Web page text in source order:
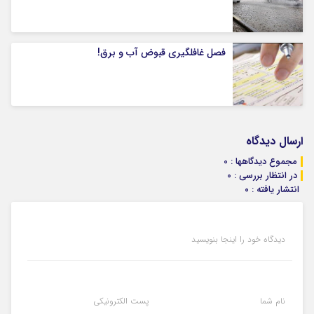
فصل غافلگیری قبوض آب و برق!
ارسال دیدگاه
مجموع دیدگاهها : 0
در انتظار بررسی : 0
انتشار یافته : ۰
دیدگاه خود را اینجا بنویسید
نام شما پست الکترونیکی